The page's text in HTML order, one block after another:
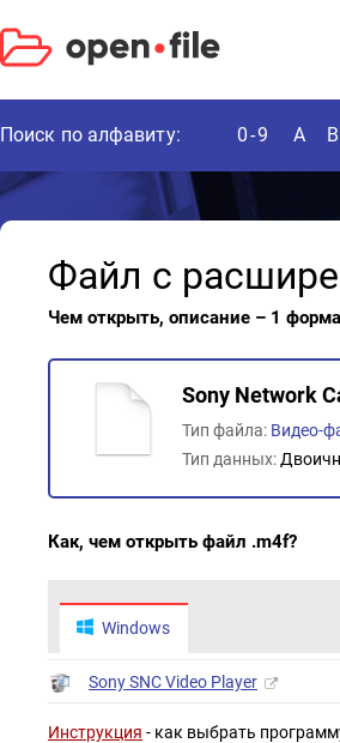
Поиск по алфавиту: 0-9 A B
Файл с
Чем открыть, описание – 1
Sony Network
Тип файла: Видео-
Тип данных:
Как, чем открыть файл .m4f?
Windows
Sony SNC Video Player
Инструкция - как выбрать